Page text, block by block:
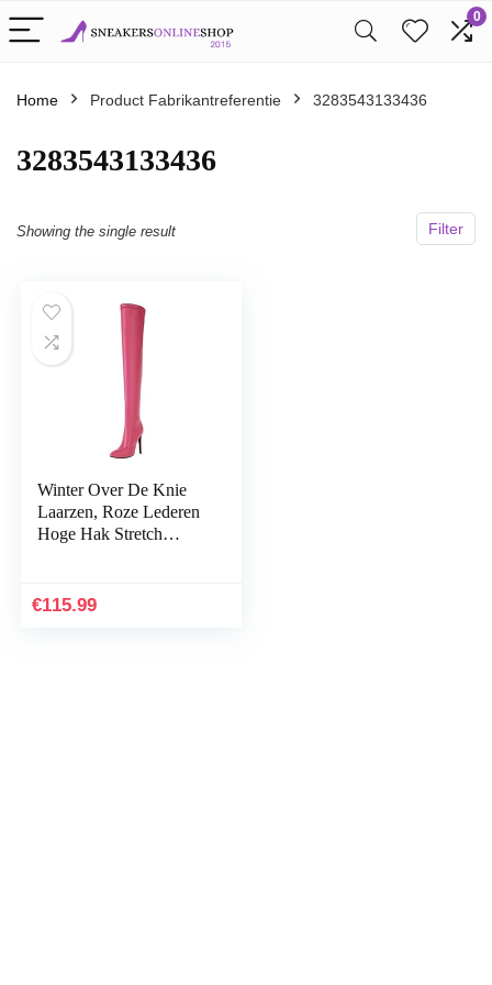
0
Home Product Fabrikantreferentie 3283543133436
3283543133436
Filter
Showing the single result
Winter Over De Knie
Laarzen, Roze Lederen
Hoge Hak Stretch
Laarzen Voor Het…
€115.99